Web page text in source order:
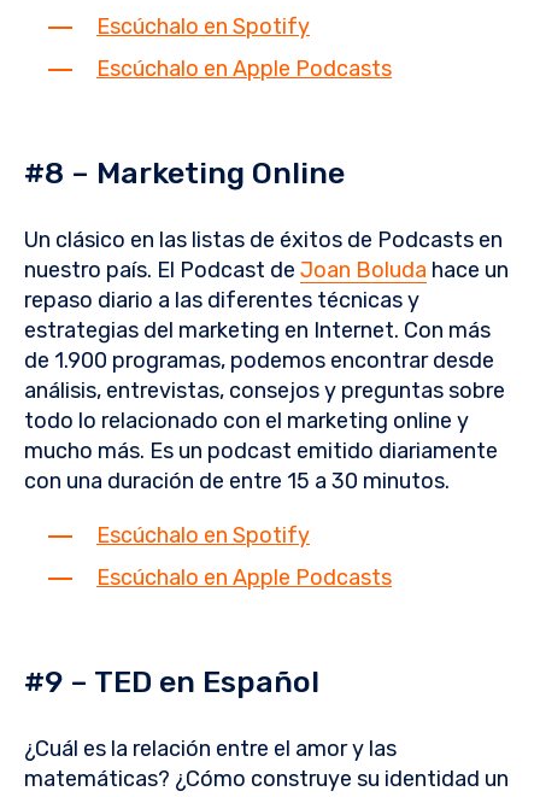
Escúchalo en Spotify
Escúchalo en Apple Podcasts
#8 – Marketing Online
Un clásico en las listas de éxitos de Podcasts en
nuestro país. El Podcast de Joan Boluda hace un
repaso diario a las diferentes técnicas y
estrategias del marketing en Internet. Con más
de 1.900 programas, podemos encontrar desde
análisis, entrevistas, consejos y preguntas sobre
todo lo relacionado con el marketing online y
mucho más. Es un podcast emitido diariamente
con una duración de entre 15 a 30 minutos.
Escúchalo en Spotify
Escúchalo en Apple Podcasts
#9 – TED en Español
¿Cuál es la relación entre el amor y las
matemáticas? ¿Cómo construye su identidad un